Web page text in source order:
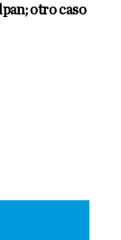
otro caso